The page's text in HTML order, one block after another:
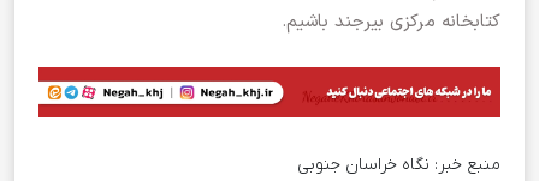
کتابخانه مرکزی بیرجند باشیم.
منبع خبر: نگاه خراسان جنوبی